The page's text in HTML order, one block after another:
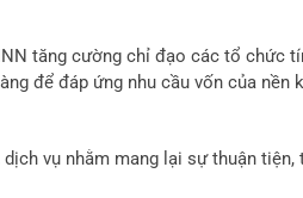
tăng cường chỉ đạo các tổ chức
để đáp ứng nhu cầu vốn của nền
vụ nhằm mang lại sự thuận tiện,